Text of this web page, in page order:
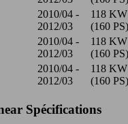
2010/04 -
2012/03
118 KW
(160 PS)
2010/04 -
2012/03
118 KW
(160 PS)
2010/04 -
2012/03
118 KW
(160 PS)
Spécifications